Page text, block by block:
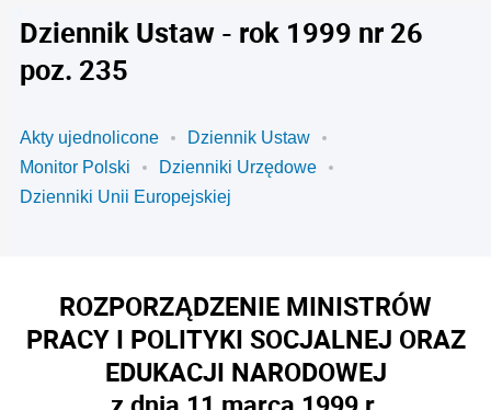
Dziennik Ustaw - rok 1999 nr 26
poz. 235
Akty ujednolicone
Dziennik Ustaw
Monitor Polski
Dzienniki Urzędowe
Dzienniki Unii Europejskiej
ROZPORZĄDZENIE MINISTRÓW
PRACY I POLITYKI SOCJALNEJ ORAZ
EDUKACJI NARODOWEJ